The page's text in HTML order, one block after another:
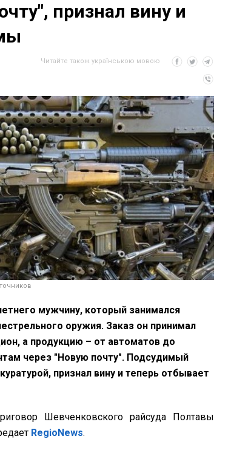
признал вину и
Читайте також українською мовою
мужчину, который занимался
оружия. Заказ он принимал
а продукцию – от автоматов до
через "Новую почту". Подсудимый
признал вину и теперь отбывает
Шевченковского райсуда Полтавы
RegioNews.